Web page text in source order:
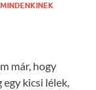
már, hogy
egy kicsi lélek,